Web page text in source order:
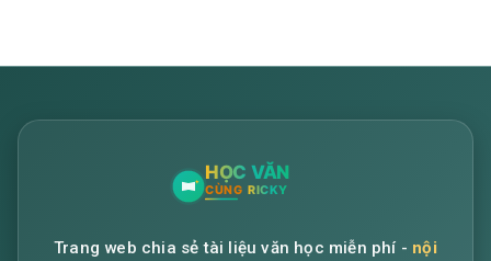
Trang web chia sẻ tài liệu văn học miễn phí - nội